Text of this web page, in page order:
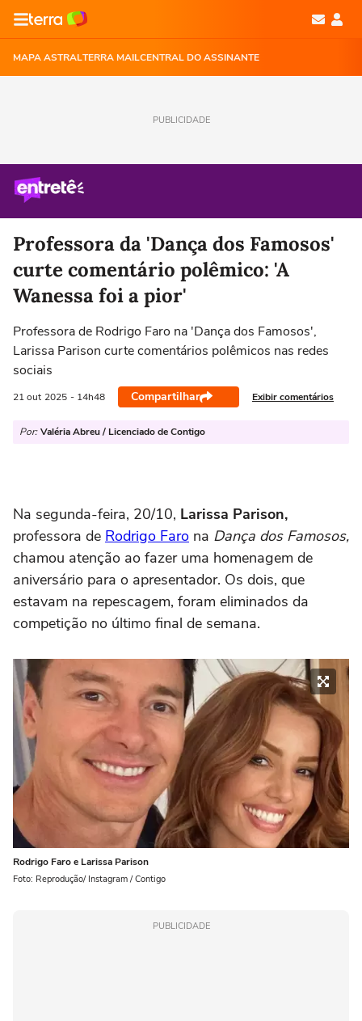
MAPA ASTRALTERRA MAILCENTRAL DO ASSINANTE
PUBLICIDADE
Professora da 'Dança dos Famosos'
curte comentário polêmico: 'A
Wanessa foi a pior'
Professora de Rodrigo Faro na 'Dança dos Famosos',
Larissa Parison curte comentários polêmicos nas redes
sociais
21 out 2025 - 14h48 Compartilhar Exibir comentários
Por: Valéria Abreu / Licenciado de Contigo
Na segunda-feira, 20/10, Larissa Parison,
professora de Rodrigo Faro na Dança dos Famosos,
chamou atenção ao fazer uma homenagem de
aniversário para o apresentador. Os dois, que
estavam na repescagem, foram eliminados da
competição no último final de semana.
Rodrigo Faro e Larissa Parison
Foto: Reprodução/ Instagram / Contigo
PUBLICIDADE